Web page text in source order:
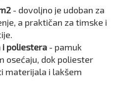
- dovoljno je udoban za
a praktičan za timske i
i poliestera - pamuk
osećaju, dok poliester
materijala i lakšem